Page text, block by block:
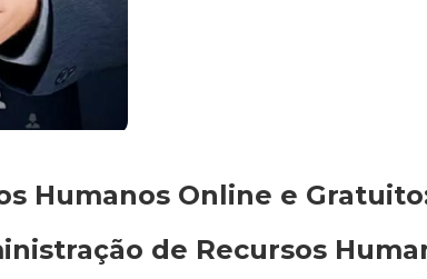
Humanos Online e
de Recursos